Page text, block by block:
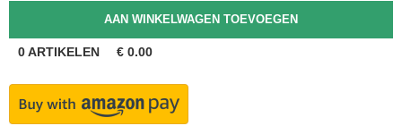
0ARTIKELEN € 0.00